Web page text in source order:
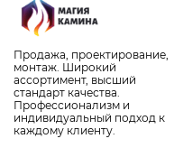
Продажа, проектирование,
монтаж. Широкий
ассортимент, высший
стандарт качества.
Профессионализм и
индивидуальный подход к
каждому клиенту.